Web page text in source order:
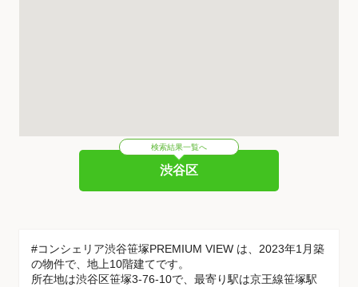
検索結果一覧へ
渋谷区
#コンシェリア渋谷笹塚PREMIUM VIEW は、2023年1月築
の物件で、地上10階建てです。
所在地は渋谷区笹塚3-76-10で、最寄り駅は京王線笹塚駅